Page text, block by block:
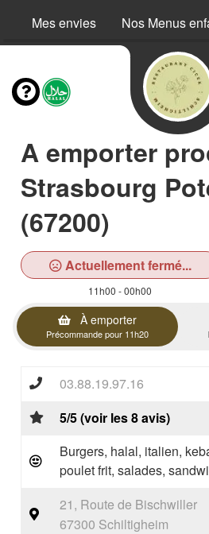
Mes envies Nos Menus
A emporter
Strasbourg
(67200)
Actuellement fermé...
11h00 - 00h00
À emporter
Précommande pour 11h20
03.88.19.97.16
5/5 (voir les 8 avis)
Burgers, halal, italien,
poulet frit, salades,
21, Route de Bischwiller
67300 Schiltigheim